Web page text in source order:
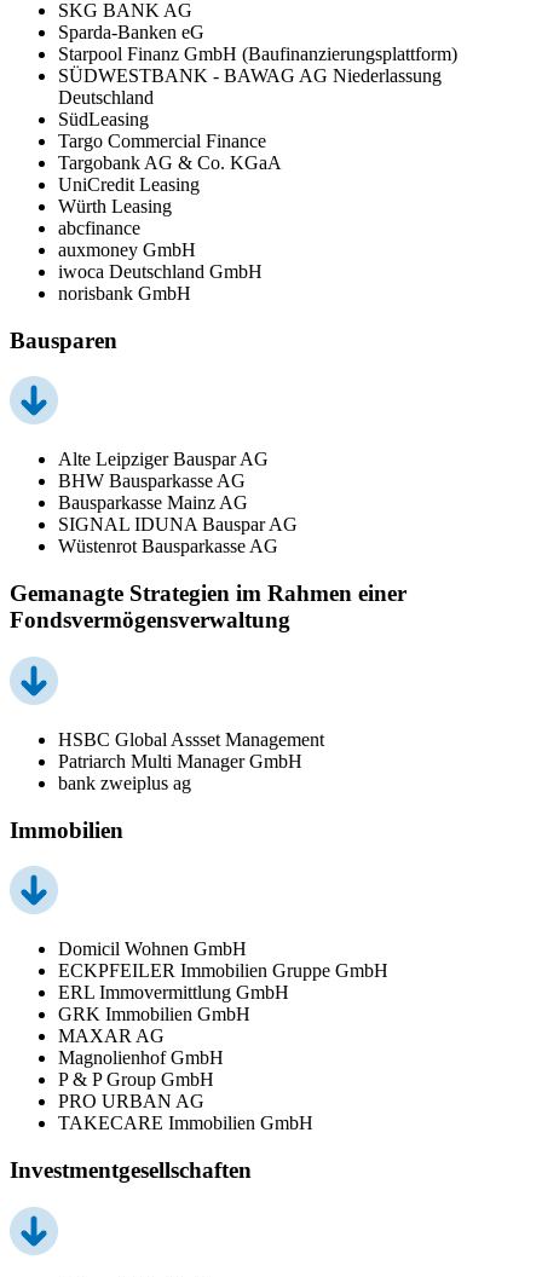
SKG BANK AG
Sparda-Banken eG
Starpool Finanz GmbH (Baufinanzierungsplattform)
SÜDWESTBANK - BAWAG AG Niederlassung
Deutschland
SüdLeasing
Targo Commercial Finance
Targobank AG & Co. KGaA
UniCredit Leasing
Würth Leasing
abcfinance
auxmoney GmbH
iwoca Deutschland GmbH
norisbank GmbH
Bausparen
Alte Leipziger Bauspar AG
BHW Bausparkasse AG
Bausparkasse Mainz AG
SIGNAL IDUNA Bauspar AG
Wüstenrot Bausparkasse AG
Gemanagte Strategien im Rahmen einer
Fondsvermögensverwaltung
HSBC Global Assset Management
Patriarch Multi Manager GmbH
bank zweiplus ag
Immobilien
Domicil Wohnen GmbH
ECKPFEILER Immobilien Gruppe GmbH
ERL Immovermittlung GmbH
GRK Immobilien GmbH
MAXAR AG
Magnolienhof GmbH
P & P Group GmbH
PRO URBAN AG
TAKECARE Immobilien GmbH
Investmentgesellschaften